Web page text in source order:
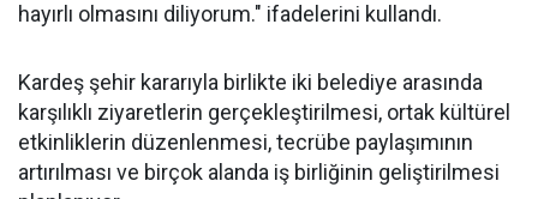
hayırlı olmasını diliyorum." ifadelerini kullandı.
Kardeş şehir kararıyla birlikte iki belediye arasında
karşılıklı ziyaretlerin gerçekleştirilmesi, ortak kültürel
etkinliklerin düzenlenmesi, tecrübe paylaşımının
artırılması ve birçok alanda iş birliğinin geliştirilmesi